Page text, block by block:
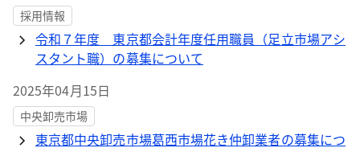
採用情報
令和７年度 東京都会計年度任用職員（足立市場アシ
スタント職）の募集について
2025年04月15日
中央卸売市場
東京都中央卸売市場葛西市場花き仲卸業者の募集につ